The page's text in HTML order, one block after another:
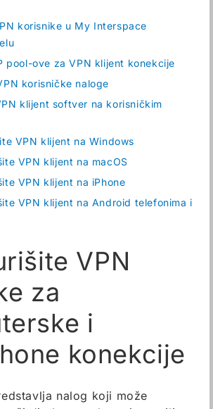
korisnike u My Interspace
pool-ove za VPN klijent konekcije
korisničke naloge
klijent softver na korisničkim
VPN klijent na Windows
VPN klijent na macOS
VPN klijent na iPhone
VPN klijent na Android telefonima i
VPN
za
i
konekcije
nalog koji može